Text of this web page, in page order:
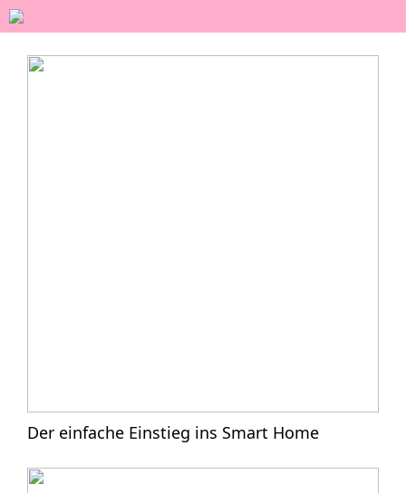
Der einfache Einstieg ins Smart Home